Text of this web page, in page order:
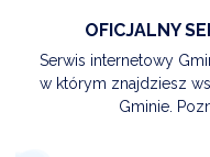
OFICJALNY
Serwis internetowy
w którym znajdziesz
Gminie.